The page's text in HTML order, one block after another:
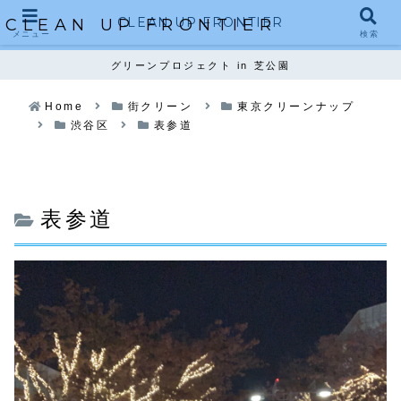
CLEAN UP FRONTIER
グリーンプロジェクト in 芝公園
Home 街クリーン
東京クリーンナップ
渋谷区
表参道
表参道
メニュー
CLEAN UP FRONTIER
検索